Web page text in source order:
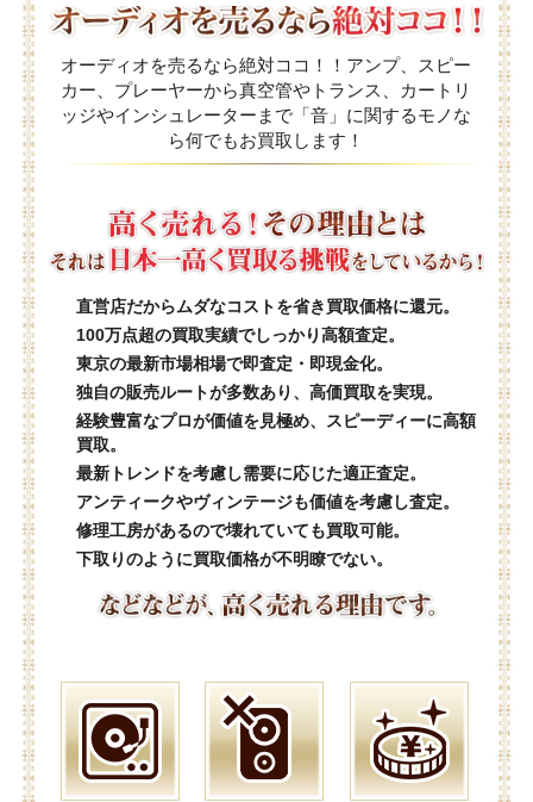
オーディオを売るなら絶対ココ！！アンプ、スピー
カー、プレーヤーから真空管やトランス、カートリ
ッジやインシュレーターまで「音」に関するモノな
ら何でもお買取します！
直営店だからムダなコストを省き買取価格に還元。
100万点超の買取実績でしっかり高額査定。
東京の最新市場相場で即査定・即現金化。
独自の販売ルートが多数あり、高価買取を実現。
経験豊富なプロが価値を見極め、スピーディーに高額
買取。
最新トレンドを考慮し需要に応じた適正査定。
アンティークやヴィンテージも価値を考慮し査定。
修理工房があるので壊れていても買取可能。
下取りのように買取価格が不明瞭でない。